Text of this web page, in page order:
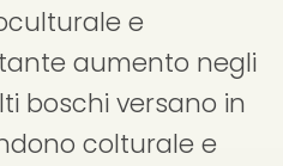
e
aumento negli
boschi versano in
colturale e